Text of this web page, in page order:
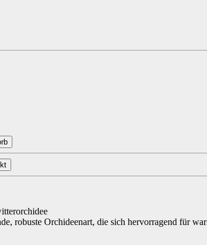
robuste Orchideenart, die sich hervorragend für